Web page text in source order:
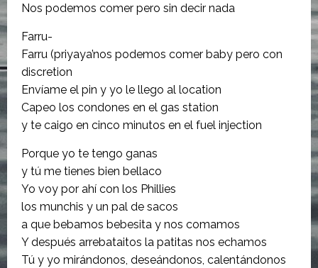
Nos podemos comer pero sin decir nada
Farru-
Farru (priyaya’nos podemos comer baby pero con
discretion
Envíame el pin y yo le llego al location
Capeo los condones en el gas station
y te caigo en cinco minutos en el fuel injection
Porque yo te tengo ganas
y tú me tienes bien bellaco
Yo voy por ahí con los Phillies
los munchis y un pal de sacos
a que bebamos bebesita y nos comamos
Y después arrebataitos la patitas nos echamos
Tú y yo mirándonos, deseándonos, calentándonos